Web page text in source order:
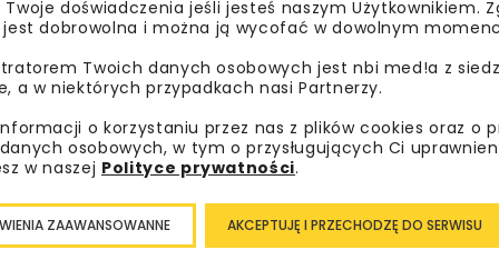
publicznych, gdzie instytucje państwowe
połowę niższymi niż minimalne krajowe
zawsze prowadzone w poczuciu głębokiej
doświadczenia jeśli jesteś naszym Użytkownikiem.
dobrowolna i można ją wycofać w dowolnym
Twoich danych osobowych jest nbi med!a z
a w niektórych przypadkach nasi Partnerzy.
o korzystaniu przez nas z plików cookies oraz o
osobowych, w tym o przysługujących Ci
w naszej Polityce prywatności.
AKCEPTUJĘ I PRZECHODZĘ DO SERWISU
ZAAWANSOWANNE